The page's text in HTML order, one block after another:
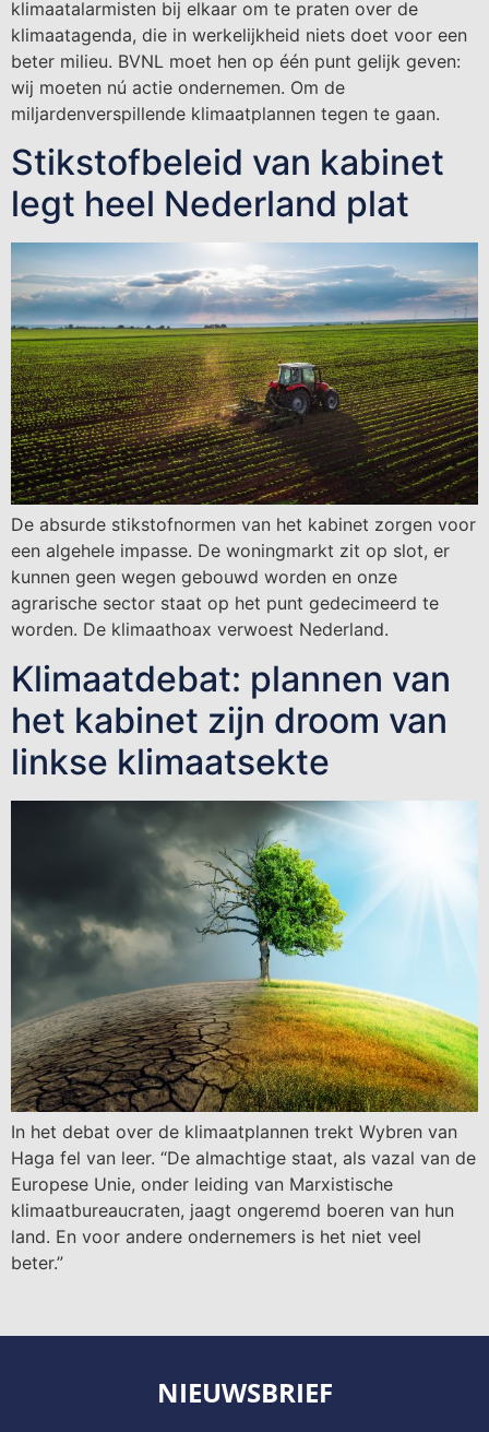
klimaatalarmisten bij elkaar om te praten over de
klimaatagenda, die in werkelijkheid niets doet voor een
beter milieu. BVNL moet hen op één punt gelijk geven:
wij moeten nú actie ondernemen. Om de
miljardenverspillende klimaatplannen tegen te gaan.
Stikstofbeleid van kabinet
legt heel Nederland plat
De absurde stikstofnormen van het kabinet zorgen voor
een algehele impasse. De woningmarkt zit op slot, er
kunnen geen wegen gebouwd worden en onze
agrarische sector staat op het punt gedecimeerd te
worden. De klimaathoax verwoest Nederland.
Klimaatdebat: plannen van
het kabinet zijn droom van
linkse klimaatsekte
In het debat over de klimaatplannen trekt Wybren van
Haga fel van leer. “De almachtige staat, als vazal van de
Europese Unie, onder leiding van Marxistische
klimaatbureaucraten, jaagt ongeremd boeren van hun
land. En voor andere ondernemers is het niet veel
beter.”
NIEUWSBRIEF